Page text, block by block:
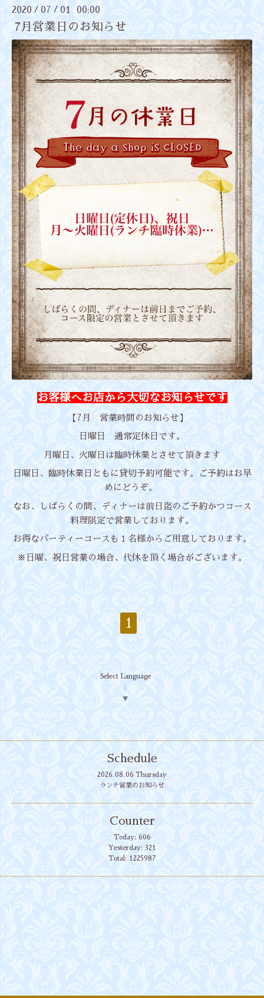
2020 / 07 / 01 00:00
7月営業日のお知らせ
お客様へお店から大切なお知らせです
【7月 営業時間のお知らせ】
日曜日 通常定休日です。
月曜日、火曜日は臨時休業とさせて頂きます
日曜日、臨時休業日ともに貸切予約可能です。ご予約はお早
めにどうぞ。
なお、しばらくの間、ディナーは前日迄のご予約かつコース
料理限定で営業しております。
お得なパーティーコースも１名様からご用意しております。
※日曜、祝日営業の場合、代休を頂く場合がございます。
1
Select Language
▼
Schedule
2026.08.06 Thursday
ランチ営業のお知らせ
Counter
Today: 606
Yesterday: 321
Total: 1225987